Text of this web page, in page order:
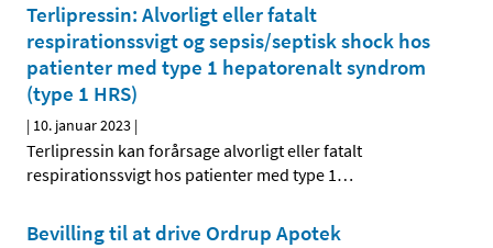
Terlipressin: Alvorligt eller fatalt
respirationssvigt og sepsis/septisk shock hos
patienter med type 1 hepatorenalt syndrom
(type 1 HRS)
| 10. januar 2023 |
Terlipressin kan forårsage alvorligt eller fatalt
respirationssvigt hos patienter med type 1…
Bevilling til at drive Ordrup Apotek